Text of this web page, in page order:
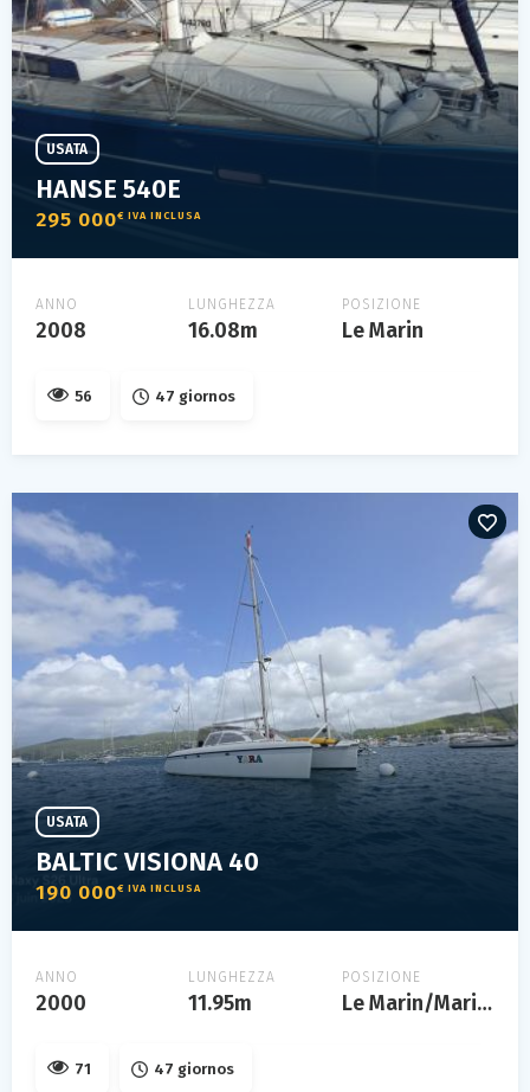
HANSE 540E
295 000€ IVA INCLUSA
USATA
ANNO
2008
LUNGHEZZA
16.08m
POSIZIONE
Le Marin
56 47 giornos
BALTIC VISIONA 40
190 000€ IVA INCLUSA
USATA
ANNO
2000
LUNGHEZZA
11.95m
POSIZIONE
Le Marin/Marinique
71 47 giornos